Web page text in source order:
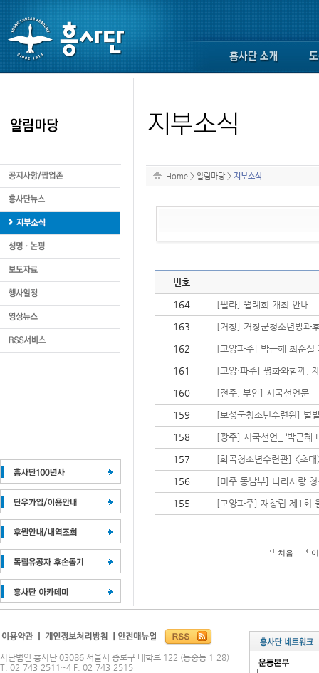
Home > 알림마당 > 지부소식
번호
164 [필라] 월례회 개최 안내
163 [거창] 거창군청소년방과
162 [고양파주] 박근혜 최순실
161 [고양·파주] 평화와함께,
160 [전주, 부안] 시국선언문
159 [보성군청소년수련원] 별
158 [광주] 시국선언_ ‘박근혜
157 [화곡청소년수련관] <초
156 [미주 동남부] 나라사랑
155 [고양파주] 재창립 제1회
처음
사단법인 흥사단 03086 서울시 종로구 대학로 122 (동숭동 1-28)
T. 02-743-2511~4 F. 02-743-2515